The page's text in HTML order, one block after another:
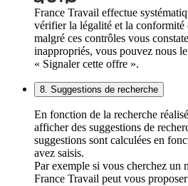
France Travail effectue
vérifier la légalité et la conformité
malgré ces contrôles vous
inappropriés, vous pouvez nous
« Signaler cette offre ».
8. Suggestions de recherche
En fonction de la recherche
afficher des suggestions de
suggestions sont calculées en
avez saisis.
Par exemple si vous cherchez un
France Travail peut vous